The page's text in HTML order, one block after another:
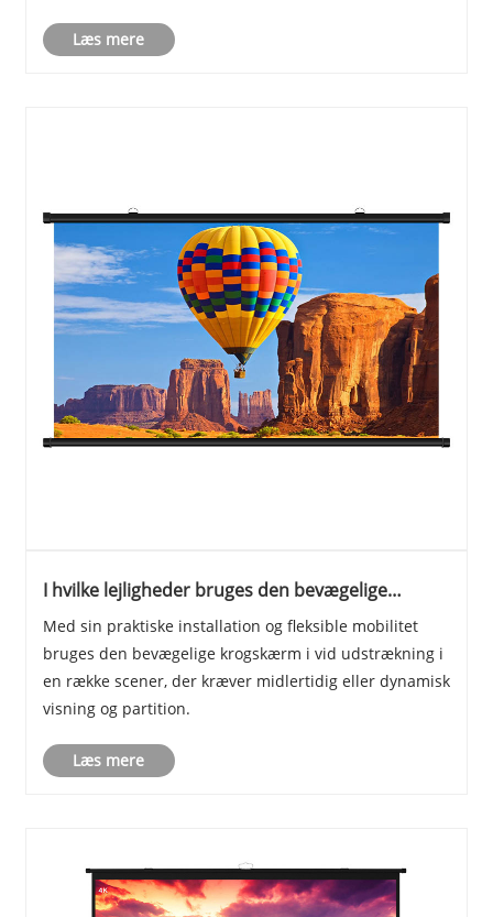
en hjemmebiograf eller et firmakonferencelo......
Læs mere
I hvilke lejligheder bruges den bevægelige
Med sin praktiske installation og fleksible mobilitet
bruges den bevægelige krogskærm i vid udstrækning i
en række scener, der kræver midlertidig eller dynamisk
visning og partition.
Læs mere